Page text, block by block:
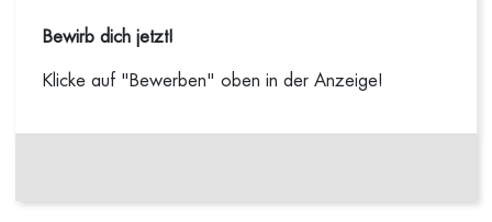
Bewirb dich jetzt!
Klicke auf "Bewerben" oben in der Anzeige!